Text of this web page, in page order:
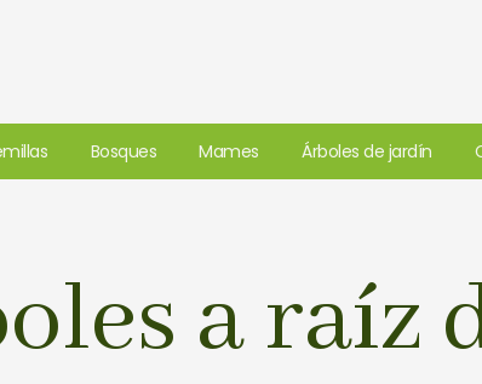
Bosques Mames Árboles de jardín
a raíz